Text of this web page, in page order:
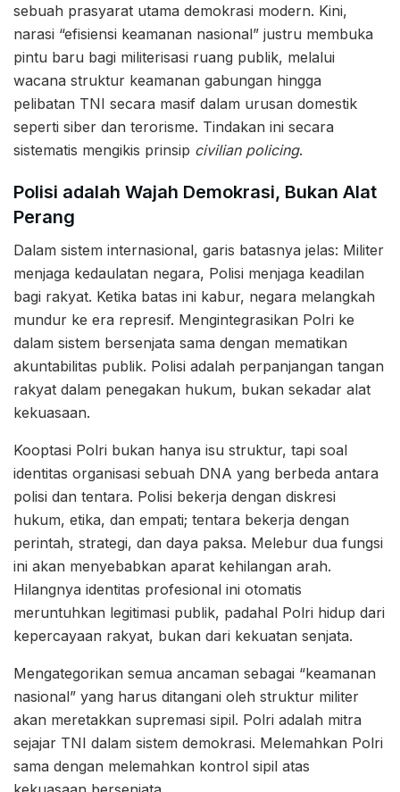
sebuah prasyarat utama demokrasi modern. Kini,
narasi “efisiensi keamanan nasional” justru membuka
pintu baru bagi militerisasi ruang publik, melalui
wacana struktur keamanan gabungan hingga
pelibatan TNI secara masif dalam urusan domestik
seperti siber dan terorisme. Tindakan ini secara
sistematis mengikis prinsip civilian policing.
Polisi adalah Wajah Demokrasi, Bukan Alat
Perang
Dalam sistem internasional, garis batasnya jelas: Militer
menjaga kedaulatan negara, Polisi menjaga keadilan
bagi rakyat. Ketika batas ini kabur, negara melangkah
mundur ke era represif. Mengintegrasikan Polri ke
dalam sistem bersenjata sama dengan mematikan
akuntabilitas publik. Polisi adalah perpanjangan tangan
rakyat dalam penegakan hukum, bukan sekadar alat
kekuasaan.
Kooptasi Polri bukan hanya isu struktur, tapi soal
identitas organisasi sebuah DNA yang berbeda antara
polisi dan tentara. Polisi bekerja dengan diskresi
hukum, etika, dan empati; tentara bekerja dengan
perintah, strategi, dan daya paksa. Melebur dua fungsi
ini akan menyebabkan aparat kehilangan arah.
Hilangnya identitas profesional ini otomatis
meruntuhkan legitimasi publik, padahal Polri hidup dari
kepercayaan rakyat, bukan dari kekuatan senjata.
Mengategorikan semua ancaman sebagai “keamanan
nasional” yang harus ditangani oleh struktur militer
akan meretakkan supremasi sipil. Polri adalah mitra
sejajar TNI dalam sistem demokrasi. Melemahkan Polri
sama dengan melemahkan kontrol sipil atas